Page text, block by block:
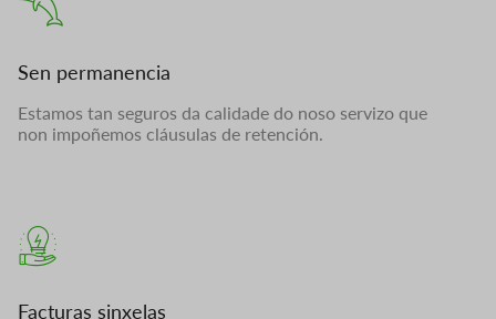
Sen permanencia
Estamos tan seguros da calidade do noso servizo que
non impoñemos cláusulas de retención.
Facturas sinxelas